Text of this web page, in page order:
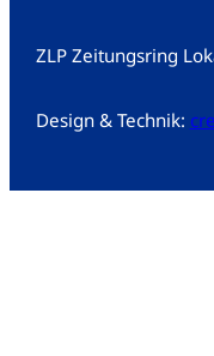
ZLP Zeitungsring
Design & Technik: